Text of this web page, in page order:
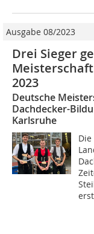
Ausgabe 08/2023
Drei Sieger
2023
Deutsche
Dachdecker-
Karlsruhe